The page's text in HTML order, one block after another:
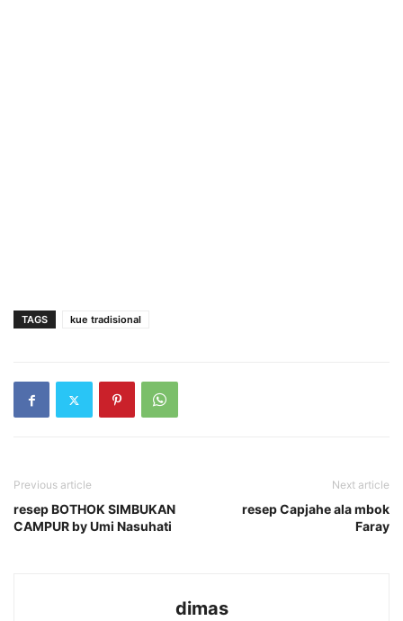
TAGS kue tradisional
Previous article
resep BOTHOK SIMBUKAN
CAMPUR by Umi Nasuhati
Next article
resep Capjahe ala mbok
Faray
dimas